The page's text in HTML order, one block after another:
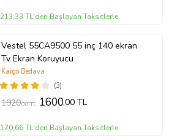
213,33 TL'den Başlayan Taksitlerle
Vestel 55CA9500 55 inç 140 ekran
Tv Ekran Koruyucu
(3)
Kargo Bedava
1920,00 TL 1600,00 TL
170,66 TL'den Başlayan Taksitlerle